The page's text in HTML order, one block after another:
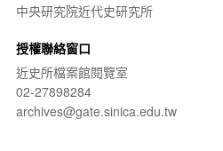
中央研究院近代史研究所
授權聯絡窗口
近史所檔案館閱覽室
02-27898284
archives@gate.sinica.edu.tw